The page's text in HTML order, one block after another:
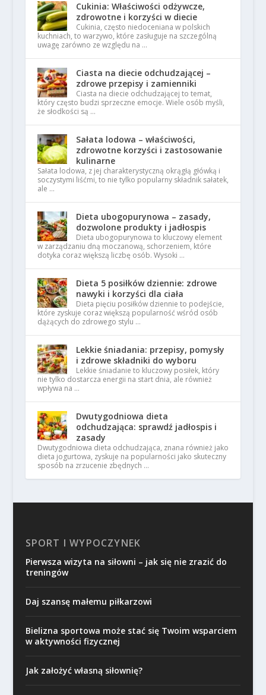
Cukinia: Właściwości odżywcze,
zdrowotne i korzyści w diecie
Cukinia, często niedoceniana w polskich
kuchniach, to warzywo, które zasługuje na szczególną
uwagę zarówno ze względu na …
Ciasta na diecie odchudzającej –
zdrowe przepisy i zamienniki
Ciasta na diecie odchudzającej to temat,
który często budzi sprzeczne emocje. Wiele osób myśli,
że słodkości są …
Sałata lodowa – właściwości,
zdrowotne korzyści i zastosowanie
kulinarne
Sałata lodowa, z jej charakterystyczną okrągłą główką i
soczystymi liśćmi, to nie tylko popularny składnik sałatek,
ale …
Dieta ubogopurynowa – zasady,
dozwolone produkty i jadłospis
Dieta ubogopurynowa to kluczowy element
w zarządzaniu dną moczanową, schorzeniem, które
dotyka coraz większą liczbę osób. Wysoki …
Dieta 5 posiłków dziennie: zdrowe
nawyki i korzyści dla ciała
Dieta pięciu posiłków dziennie to podejście,
które zyskuje coraz większą popularność wśród osób
dążących do zdrowego stylu …
Lekkie śniadania: przepisy, pomysły
i zdrowe składniki do wyboru
Lekkie śniadanie to kluczowy posiłek, który
nie tylko dostarcza energii na start dnia, ale również
wpływa na …
Dwutygodniowa dieta
odchudzająca: sprawdź jadłospis i
zasady
Dwutygodniowa dieta odchudzająca, znana również jako
dieta jogurtowa, zyskuje na popularności jako skuteczny
sposób na zrzucenie zbędnych …
SPORT I WYPOCZYNEK
Pierwsza wizyta na siłowni – jak się nie zrazić do
treningów
Daj szansę małemu piłkarzowi
Bielizna sportowa może stać się Twoim wsparciem
w aktywności fizycznej
Jak założyć własną siłownię?